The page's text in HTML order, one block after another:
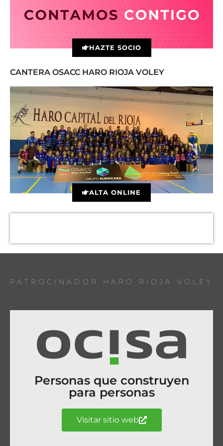
HAZTE SOCIO
CANTERA OSACC HARO RIOJA VOLEY
ALTA ONLINE
PATROCINADOR HARO RIOJA VOLEY
Personas que construyen
para personas
Visitar sitio web